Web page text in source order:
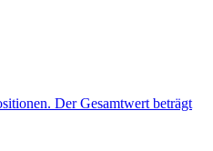
Der Gesamtwert beträgt